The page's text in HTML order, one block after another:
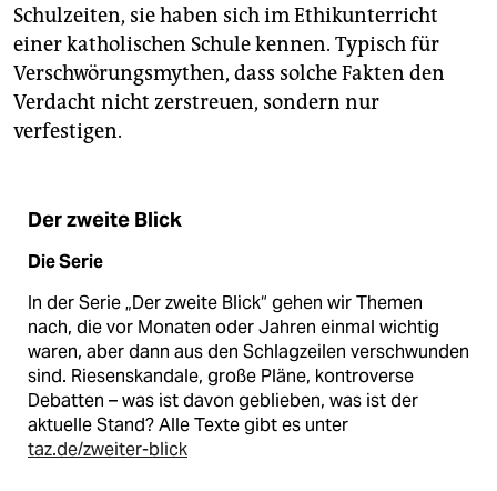
Schulzeiten, sie haben sich im Ethikunterricht
einer katholischen Schule kennen. Typisch für
Verschwörungsmythen, dass solche Fakten den
Verdacht nicht zerstreuen, sondern nur
verfestigen.
Der zweite Blick
Die Serie
In der Serie „Der zweite Blick“ gehen wir Themen
nach, die vor Monaten oder Jahren einmal wichtig
waren, aber dann aus den Schlagzeilen verschwunden
sind. Riesenskandale, große Pläne, kontroverse
Debatten – was ist davon geblieben, was ist der
aktuelle Stand? Alle Texte gibt es unter
taz.de/zweiter-blick